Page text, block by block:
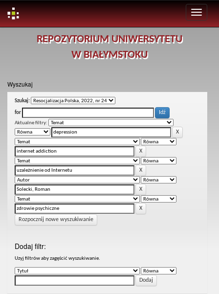
REPOZYTORIUM UNIWERSYTETU
W BIAŁYMSTOKU
Wyszukaj
Szukaj:
for
Aktualne filtry:
Rozpocznij nowe wyszukiwanie
Dodaj filtr:
Uzyj filtrów aby zagęścić wyszukiwanie.